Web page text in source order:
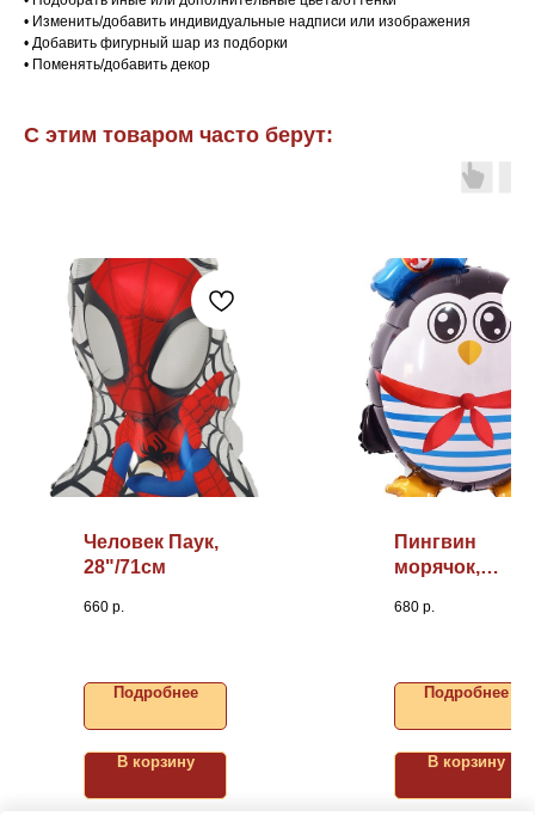
• Изменить/добавить индивидуальные надписи или изображения
• Добавить фигурный шар из подборки
• Поменять/добавить декор
С этим товаром часто берут:
Человек Паук,
28"/71см
660 р.
Подробнее
В корзину
Пингвин
морячок,
680 р.
Подробнее
В корзину